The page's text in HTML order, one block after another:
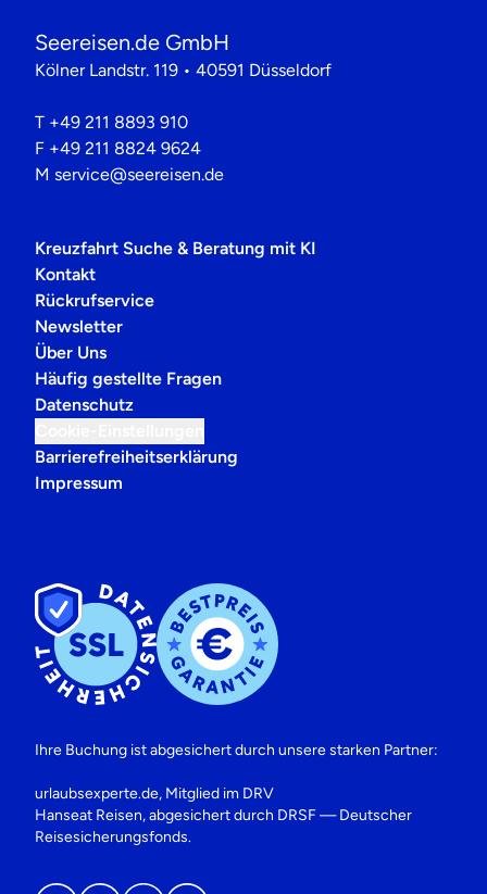
Seereisen.de GmbH
Kölner Landstr. 119 • 40591 Düsseldorf
T +49 211 8893 910
F +49 211 8824 9624
M service@seereisen.de
Kreuzfahrt Suche & Beratung mit KI
Kontakt
Rückrufservice
Newsletter
Über Uns
Häufig gestellte Fragen
Datenschutz
Barrierefreiheitserklärung
Impressum
Ihre Buchung ist abgesichert durch unsere starken Partner:
urlaubsexperte.de, Mitglied im DRV
Hanseat Reisen, abgesichert durch DRSF — Deutscher
Reisesicherungsfonds.